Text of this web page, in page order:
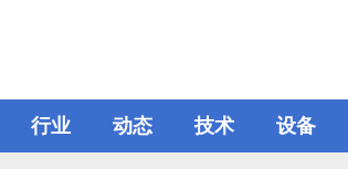
行业 动态 技术 设备